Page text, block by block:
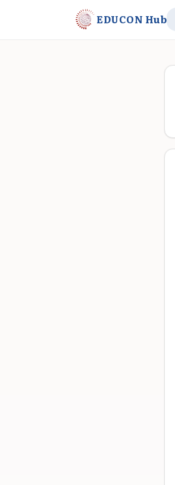
EDUCON Hub